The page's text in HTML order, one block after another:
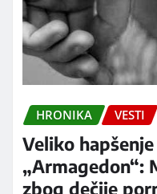
HRONIKA VESTI
Veliko
„Armagedon“:
zbog dečije